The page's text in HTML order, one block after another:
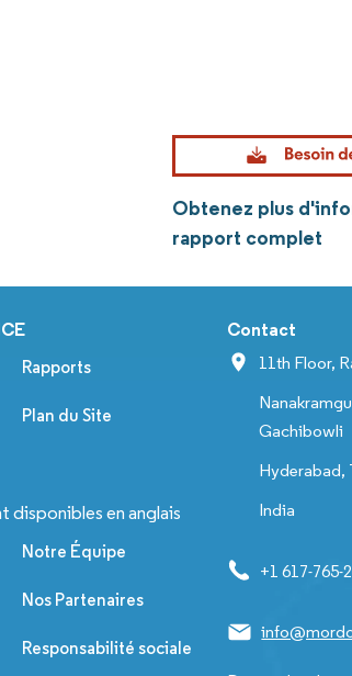
Obtenez plus
rapport complet
Rapports
Plan du Site
disponibles en anglais
Notre Équipe
Nos Partenaires
Responsabilité sociale
Contact
11th Floor,
Gachibowli
Hyderabad,
India
+1 617-765-